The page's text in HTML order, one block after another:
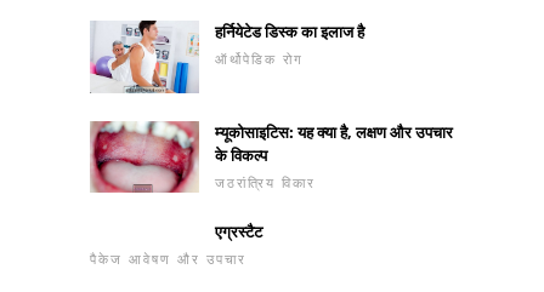
हर्नियेटेड डिस्क का इलाज है
ऑर्थोपेडिक रोग
म्यूकोसाइटिस: यह क्या है, लक्षण और उपचार
के विकल्प
जठरांत्रिय विकार
एग्रस्टैट
पैकेज आवेषण और उपचार